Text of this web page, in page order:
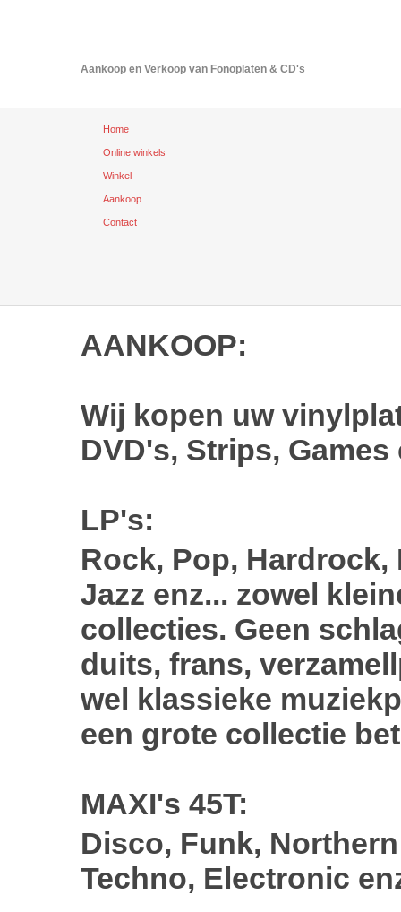
Aankoop en Verkoop van Fonoplaten & CD's
Home
Online winkels
Winkel
Aankoop
Contact
AANKOOP:
Wij kopen uw
DVD's, Strips,
LP's:
Rock, Pop, Hardrock,
Jazz enz... zowel
collecties. Geen
duits, frans,
wel klassieke
een grote collectie
MAXI's 45T:
Disco, Funk,
Techno, Electronic